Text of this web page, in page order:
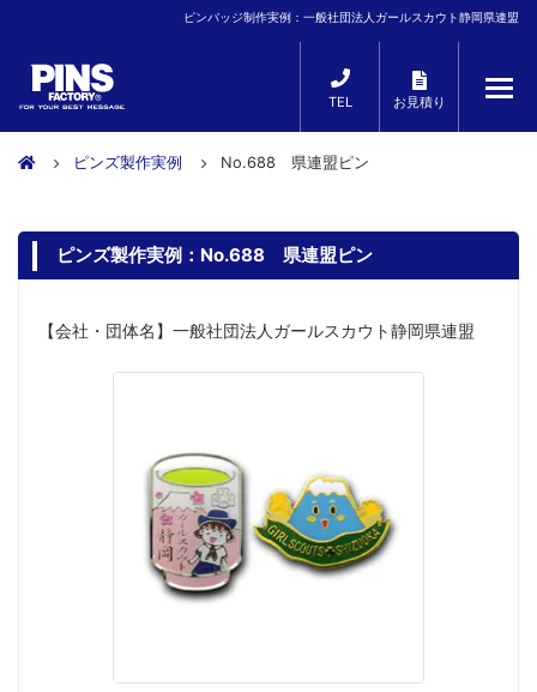
ピンバッジ制作実例：一般社団法人ガールスカウト静岡県連盟
TEL お見積り
ピンズ製作実例 No.688 県連盟ピン
ピンズ製作実例：No.688 県連盟ピン
【会社・団体名】一般社団法人ガールスカウト静岡県連盟